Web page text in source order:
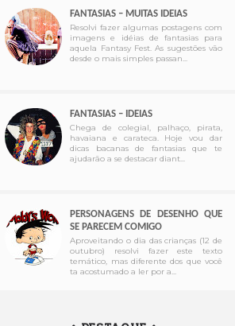
FANTASIAS – MUITAS IDEIAS
Resolvi fazer algumas postagens com
imagens e idéias de fantasias para
aquela Fantasy Fest. As sugestões vão
desde o mais simples passan...
FANTASIAS – IDEIAS
Chega de colegial, palhaço, pirata,
havaiana e carateca. Hoje vou dar
dicas bacanas de fantasias que te
ajudarão a se destacar diant...
PERSONAGENS DE DESENHO QUE
SE PARECEM COMIGO
Aproveitando o dia das crianças (12 de
outubro) resolvi fazer este texto
temático, mas diferente dos que você
ta acostumado a ler por a...